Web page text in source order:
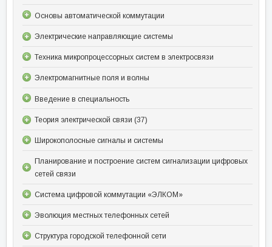
Основы автоматической коммутации
Электрические направляющие системы
Техника микропроцессорных систем в электросвязи
Электромагнитные поля и волны
Введение в специальность
Теория электрической связи (37)
Широкополосные сигналы и системы
Планирование и построение систем сигнализации цифровых
сетей связи
Система цифровой коммутации «ЭЛКОМ»
Эволюция местных телефонных сетей
Структура городской телефонной сети